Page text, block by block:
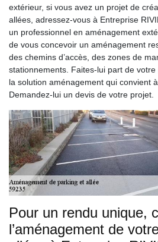
extérieur, si vous avez un projet de
allées, adressez-vous à Entreprise
un professionnel en aménagement
de vous concevoir un aménagement
des chemins d’accès, des zones de
stationnements. Faites-lui part de
la solution aménagement qui convient
Demandez-lui un devis de votre projet.
Pour un rendu unique,
l’aménagement de